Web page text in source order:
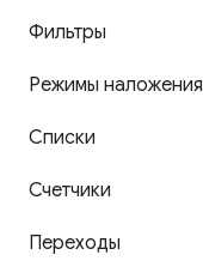
Фильтры
Режимы наложения
Списки
Счетчики
Переходы